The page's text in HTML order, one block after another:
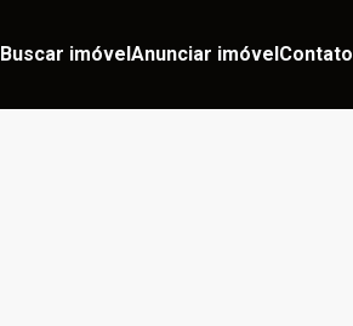
Buscar imóvelAnunciar imóvelContato